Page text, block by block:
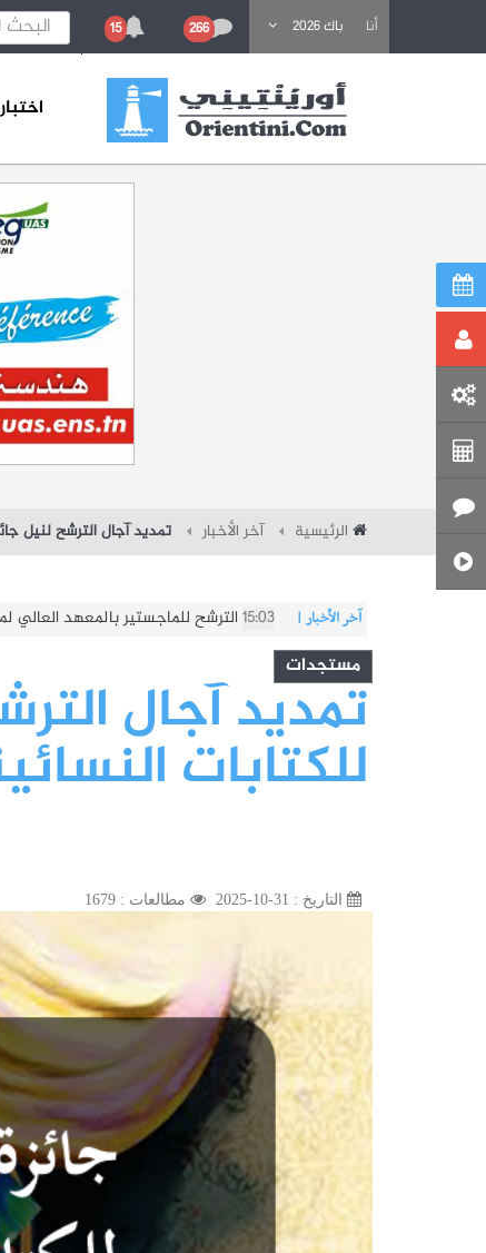
أنا باك 2026
باحث عن تكوين
266
15
الرئيسية آخر الأخبار تمديد آجال الترشح لنيل
آخر الأخبار|
11:13كلية العلوم الإقتصادية والتصرف بنابل :
مستجدات
تمديد آجال
للكتابات
التاريخ : 31-10-2025 مطالعات : 1679